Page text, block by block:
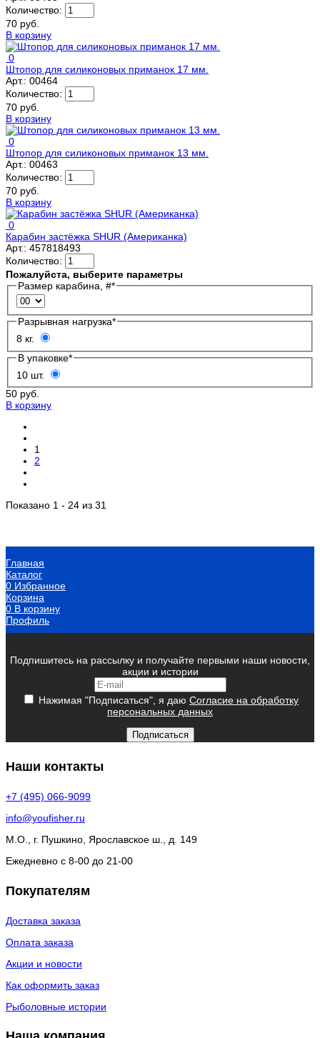
Количество:
70 руб.
В корзину
0
Штопор для силиконовых приманок 17 мм.
Арт.: 00464
Количество:
70 руб.
В корзину
0
Штопор для силиконовых приманок 13 мм.
Арт.: 00463
Количество:
70 руб.
В корзину
0
Карабин застёжка SHUR (Американка)
Арт.: 457818493
Количество:
Пожалуйста, выберите параметры
Размер карабина, #*
Разрывная нагрузка*
8 кг.
В упаковке*
10 шт.
50 руб.
В корзину
1
2
Показано 1 - 24 из 31
Главная
Каталог
0 Избранное
Корзина
0 В корзину
Профиль
Подпишитесь на рассылку и получайте первыми наши новости,
акции и истории
Нажимая "Подписаться", я даю Согласие на обработку
персональных данных
Подписаться
Наши контакты
+7 (495) 066-9099
info@youfisher.ru
М.О., г. Пушкино, Ярославское ш., д. 149
Ежедневно с 8-00 до 21-00
Покупателям
Доставка заказа
Оплата заказа
Акции и новости
Как оформить заказ
Рыболовные истории